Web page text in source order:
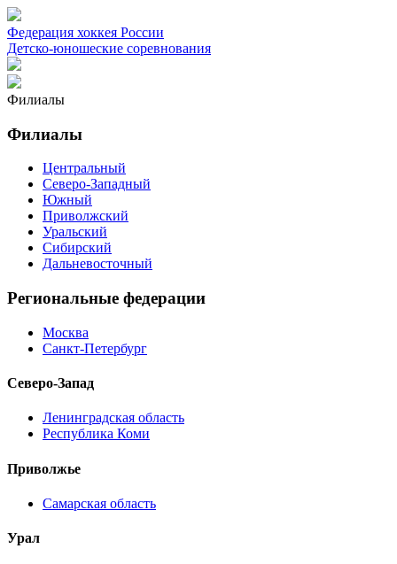
Федерация хоккея России
Детско-юношеские соревнования
Филиалы
Филиалы
Центральный
Северо-Западный
Южный
Приволжский
Уральский
Сибирский
Дальневосточный
Региональные федерации
Москва
Санкт-Петербург
Северо-Запад
Ленинградская область
Республика Коми
Приволжье
Самарская область
Урал